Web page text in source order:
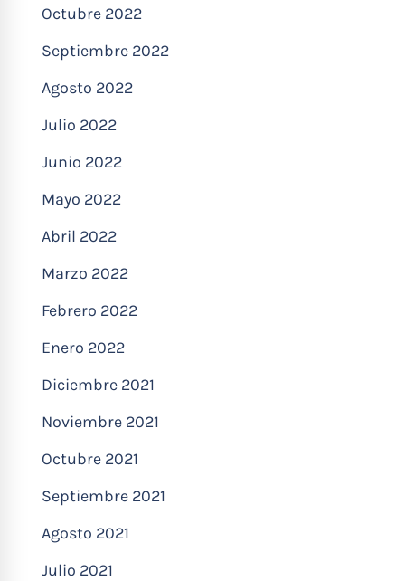
Octubre 2022
Septiembre 2022
Agosto 2022
Julio 2022
Junio 2022
Mayo 2022
Abril 2022
Marzo 2022
Febrero 2022
Enero 2022
Diciembre 2021
Noviembre 2021
Octubre 2021
Septiembre 2021
Agosto 2021
Julio 2021